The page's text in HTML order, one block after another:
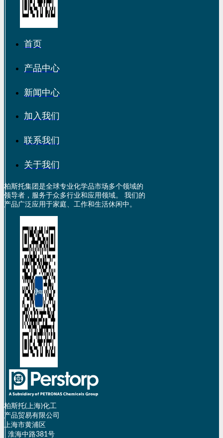
首页
产品中心
新闻中心
加入我们
联系我们
关于我们
柏斯托集团是全球专业化学品市场多个领域的
领导者，服务于众多行业和应用领域。 我们的
产品广泛应用于家庭、工作和生活休闲中。
柏斯托(上海)化工
产品贸易有限公司
上海市黄浦区
淮海中路381号